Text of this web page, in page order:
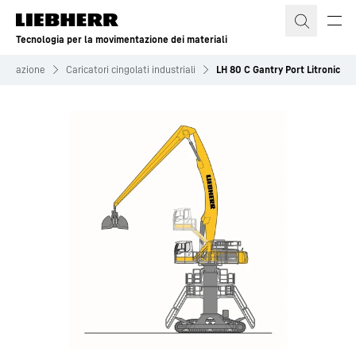
Tecnologia per la movimentazione dei materiali
Caricatori cingolati industriali LH 80 C Gantry Port Litronic